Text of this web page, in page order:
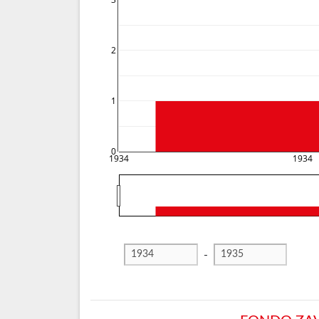
1934 1934
0
1
2
-